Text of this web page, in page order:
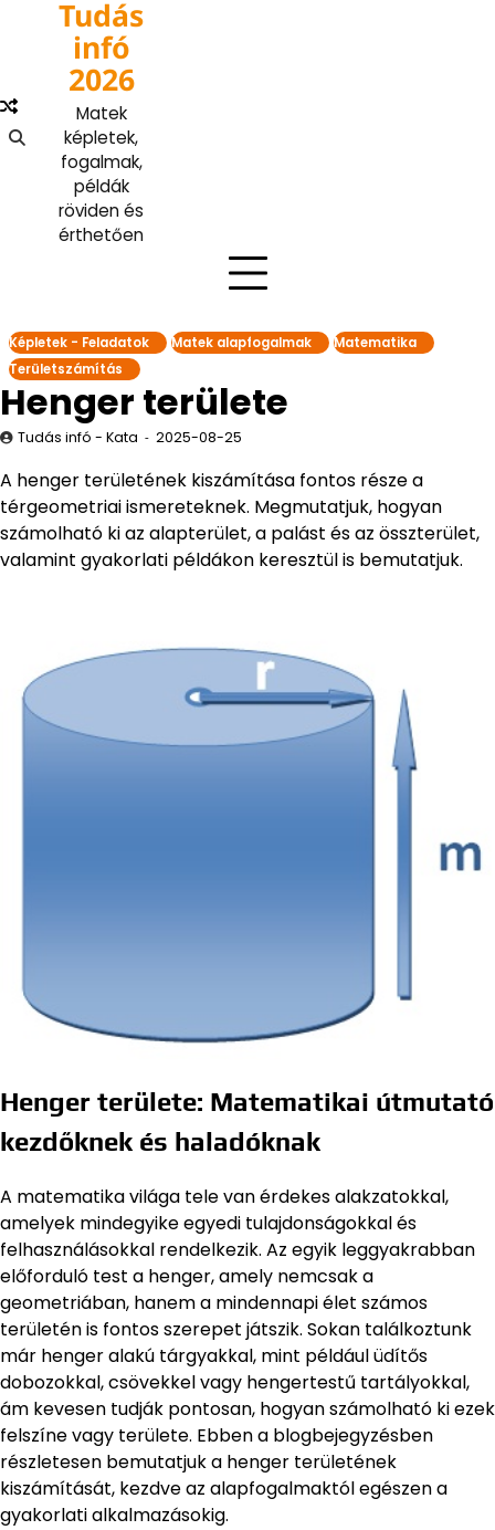
Tudás
infó
2026
Matek
képletek,
fogalmak,
példák
röviden és
érthetően
Képletek - Feladatok Matek alapfogalmak
Matematika
Területszámítás
Henger területe
Tudás infó - Kata 2025-08-25
A henger területének kiszámítása fontos része a
térgeometriai ismereteknek. Megmutatjuk, hogyan
számolható ki az alapterület, a palást és az összterület,
valamint gyakorlati példákon keresztül is bemutatjuk.
Henger területe: Matematikai útmutató
kezdőknek és haladóknak
A matematika világa tele van érdekes alakzatokkal,
amelyek mindegyike egyedi tulajdonságokkal és
felhasználásokkal rendelkezik. Az egyik leggyakrabban
előforduló test a henger, amely nemcsak a
geometriában, hanem a mindennapi élet számos
területén is fontos szerepet játszik. Sokan találkoztunk
már henger alakú tárgyakkal, mint például üdítős
dobozokkal, csövekkel vagy hengertestű tartályokkal,
ám kevesen tudják pontosan, hogyan számolható ki ezek
felszíne vagy területe. Ebben a blogbejegyzésben
részletesen bemutatjuk a henger területének
kiszámítását, kezdve az alapfogalmaktól egészen a
gyakorlati alkalmazásokig.